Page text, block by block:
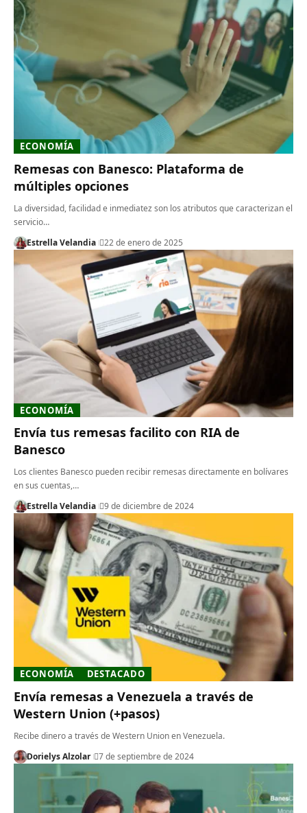
ECONOMÍA
Remesas con Banesco: Plataforma de
múltiples opciones
La diversidad, facilidad e inmediatez son los atributos que caracterizan el
servicio…
Estrella Velandia
22 de enero de 2025
ECONOMÍA
Envía tus remesas facilito con RIA de
Banesco
Los clientes Banesco pueden recibir remesas directamente en bolívares
en sus cuentas,…
Estrella Velandia
9 de diciembre de 2024
ECONOMÍA DESTACADO
Envía remesas a Venezuela a través de
Western Union (+pasos)
Recibe dinero a través de Western Union en Venezuela.
Dorielys Alzolar
7 de septiembre de 2024